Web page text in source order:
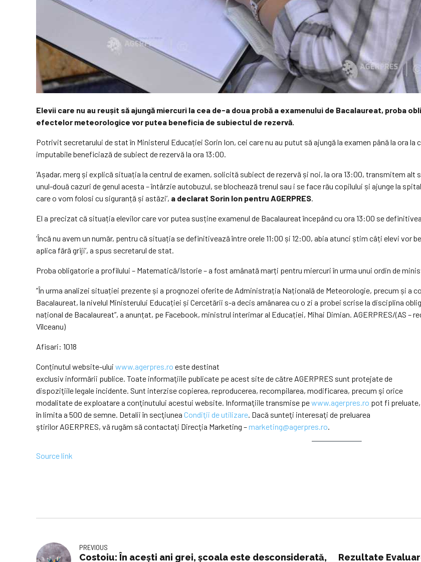
Elevii care nu au reușit să ajungă miercuri la cea de-a doua probă a examenului de Bacalaureat, proba
efectelor meteorologice vor putea beneficia de subiectul de rezervă.
Potrivit secretarului de stat în Ministerul Educației Sorin Ion, cei care nu au putut să ajungă la examen până la ora
imputabile beneficiază de subiect de rezervă la ora 13:00.
‘Așadar, merg și explică situația la centrul de examen, solicită subiect de rezervă și noi, la ora 13:00, transmitem
unul-două cazuri de genul acesta – întârzie autobuzul, se blochează trenul sau i se face rău copilului și ajunge la
care o vom folosi cu siguranță și astăzi’, a declarat Sorin Ion pentru AGERPRES.
El a precizat că situația elevilor care vor putea susține examenul de Bacalaureat începând cu ora 13:00 se
‘Încă nu avem un număr, pentru că situația se definitivează între orele 11:00 și 12:00, abia atunci știm câți elevi vor
aplica fără griji’, a spus secretarul de stat.
Proba obligatorie a profilului – Matematică/Istorie – a fost amânată marți pentru miercuri în urma unui ordin de
”În urma analizei situației prezente și a prognozei oferite de Administrația Națională de Meteorologie, precum și a
Bacalaureat, la nivelul Ministerului Educației și Cercetării s-a decis amânarea cu o zi a probei scrise la disciplina
național de Bacalaureat”, a anunțat, pe Facebook, ministrul interimar al Educației, Mihai Dimian. AGERPRES/(AS
Vîlceanu)
Afisari: 1018
Conținutul website-ului www.agerpres.ro este destinat
exclusiv informării publice. Toate informaţiile publicate pe acest site de către AGERPRES sunt protejate de
dispoziţiile legale incidente. Sunt interzise copierea, reproducerea, recompilarea, modificarea, precum şi orice
modalitate de exploatare a conţinutului acestui website. Informaţiile transmise pewww.agerpres.ro pot fi
în limita a 500 de semne. Detalii în secţiunea Condiţii de utilizare. Dacă sunteţi interesaţi de preluarea
ştirilor AGERPRES, vă rugăm să contactaţi Direcţia Marketing –marketing@agerpres.ro.
Source link
PREVIOUS
Costoiu: În acești ani grei, școala este desconsiderată,
Rezultate